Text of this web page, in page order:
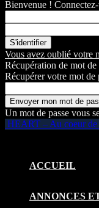
Bienvenue !
Vous avez oublié votre
Récupération de mot de
Récupérer votre mot de
Un mot de passe vous
HEART – Au coeur
ACCUEIL
ANNONCES